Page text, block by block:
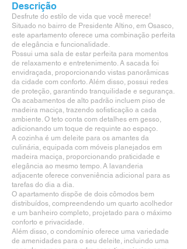
Descrição
Desfrute do estilo de vida que você merece!
Situado no bairro de Presidente Altino, em Osasco,
este apartamento oferece uma combinação perfeita
de elegância e funcionalidade.
Possui uma sala de estar perfeita para momentos
de relaxamento e entretenimento. A sacada foi
envidraçada, proporcionando vistas panorâmicas
da cidade com conforto. Além disso, possui redes
de proteção, garantindo tranquilidade e segurança.
Os acabamentos de alto padrão incluem piso de
madeira maciça, trazendo sofisticação a cada
ambiente. O teto conta com detalhes em gesso,
adicionando um toque de requinte ao espaço.
A cozinha é um deleite para os amantes da
culinária, equipada com móveis planejados em
madeira maciça, proporcionando praticidade e
elegância ao mesmo tempo. A lavanderia
adjacente oferece conveniência adicional para as
tarefas do dia a dia.
O apartamento dispõe de dois cômodos bem
distribuídos, compreendendo um quarto acolhedor
e um banheiro completo, projetado para o máximo
conforto e privacidade.
Além disso, o condomínio oferece uma variedade
de amenidades para o seu deleite, incluindo uma